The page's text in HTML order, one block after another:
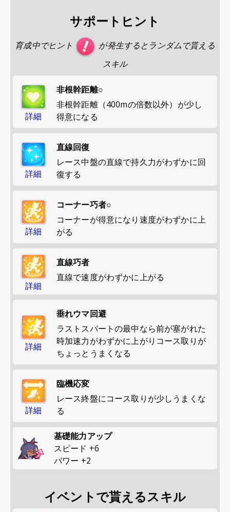
サポートヒント
育成中でヒント
が発生するとランダムで貰える
スキル
詳細
非根幹距離○
非根幹距離（400mの倍数以外）が少し
得意になる
詳細
直線回復
レース中盤の直線で持久力がわずかに回
復する
詳細
コーナー巧者○
コーナーが得意になり速度がわずかに上
がる
詳細
直線巧者
直線で速度がわずかに上がる
詳細
垂れウマ回避
ラストスパートの最中なら前が塞がれた
時加速力がわずかに上がりコース取りが
ちょっとうまくなる
詳細
臨機応変
レース終盤にコース取りが少しうまくな
る
基礎能力アップ
スピード +6
パワー +2
イベントで貰えるスキル